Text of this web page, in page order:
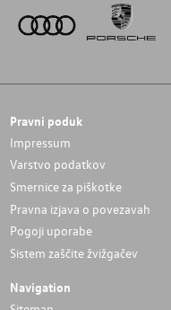
Pravni poduk
Impressum
Varstvo podatkov
Smernice za piškotke
Pravna izjava o povezavah
Pogoji uporabe
Sistem zaščite žvižgačev
Navigation